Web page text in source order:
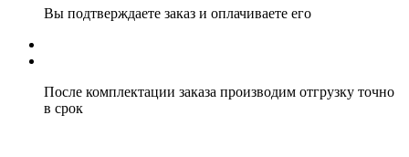
Вы подтверждаете заказ и оплачиваете его
После комплектации заказа производим отгрузку точно
в срок